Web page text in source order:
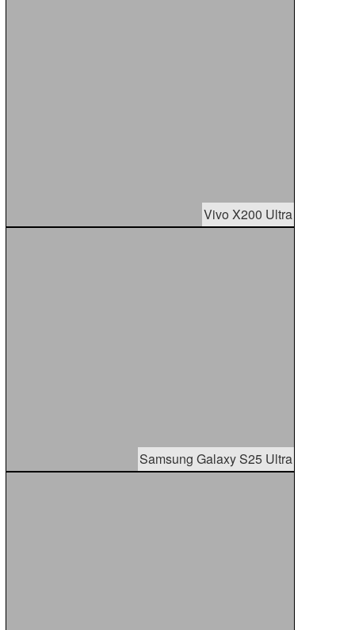
Vivo X200 Ultra
Samsung Galaxy S25 Ultra